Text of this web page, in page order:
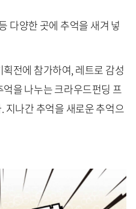
다양한 곳에 추억을 새겨 넣
전에 참가하여, 레트로 감성
을 나누는 크라우드펀딩 프
지나간 추억을 새로운 추억으